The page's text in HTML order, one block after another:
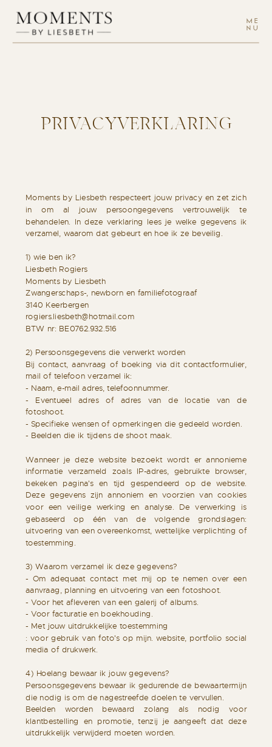
ME
NU
Moments by Liesbeth respecteert jouw privacy en zet zich
in om al jouw persoongegevens vertrouwelijk te
behandelen. In deze verklaring lees je welke gegevens ik
verzamel, waarom dat gebeurt en hoe ik ze beveilig.
1) wie ben ik?
Liesbeth Rogiers
Moments by Liesbeth
Zwangerschaps-, newborn en familiefotograaf
3140 Keerbergen
rogiers.liesbeth@hotmail.com
BTW nr: BE0762.932.516
2) Persoonsgegevens die verwerkt worden
Bij contact, aanvraag of boeking via dit contactformulier,
mail of telefoon verzamel ik:
- Naam, e-mail adres, telefoonnummer.
- Eventueel adres of adres van de locatie van de
fotoshoot.
- Specifieke wensen of opmerkingen die gedeeld worden.
- Beelden die ik tijdens de shoot maak.
Wanneer je deze website bezoekt wordt er annonieme
informatie verzameld zoals IP-adres, gebruikte browser,
bekeken pagina's en tijd gespendeerd op de website.
Deze gegevens zijn annoniem en voorzien van cookies
voor een veilige werking en analyse. De verwerking is
gebaseerd op één van de volgende grondslagen:
uitvoering van een overeenkomst, wettelijke verplichting of
toestemming.
3) Waarom verzamel ik deze gegevens?
- Om adequaat contact met mij op te nemen over een
aanvraag, planning en uitvoering van een fotoshoot.
- Voor het afleveren van een galerij of albums.
- Voor facturatie en boekhouding.
- Met jouw uitdrukkelijke toestemming
: voor gebruik van foto's op mijn. website, portfolio social
media of drukwerk.
4) Hoelang bewaar ik jouw gegevens?
Persoonsgegevens bewaar ik gedurende de bewaartermijn
die nodig is om de nagestreefde doelen te vervullen.
Beelden worden bewaard zolang als nodig voor
klantbestelling en promotie, tenzij je aangeeft dat deze
uitdrukkelijk verwijderd moeten worden.
PRIVACYVERKLARING